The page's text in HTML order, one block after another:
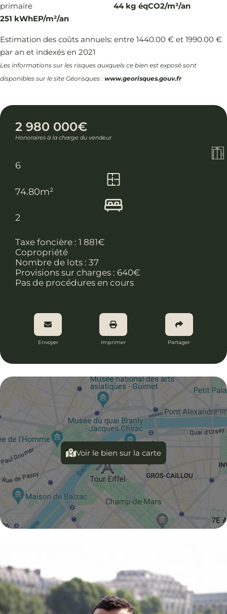
primaire
251 kWhEP/m²/an
44 kg éqCO2/m²/an
Estimation des coûts annuels: entre 1440.00 € et 1990.00 €
par an et indexés en 2021
Les informations sur les risques auxquels ce bien est exposé sont
disponibles sur le site Géorisques : www.georisques.gouv.fr
2 980 000€
Honoraires à la charge du vendeur
6
74.80m²
2
Taxe foncière : 1 881€
Copropriété
Nombre de lots : 37
Provisions sur charges : 640€
Pas de procédures en cours
Envoyer Imprimer Partager
Voir le bien sur la carte